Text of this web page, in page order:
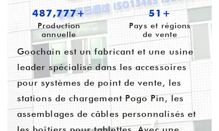
613,054+
Production
annuelle
54+
Pays et régions
de vente
Goochain est un fabricant et une usine
leader spécialisé dans les accessoires
pour systèmes de point de vente, les
stations de chargement Pogo Pin, les
assemblages de câbles personnalisés et